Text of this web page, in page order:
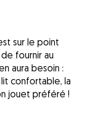
sur le point
fournir au
aura besoin :
confortable, la
jouet préféré !